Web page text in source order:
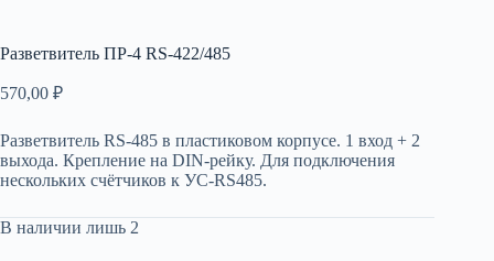
Разветвитель ПР-4 RS-422/485
570,00 ₽
Разветвитель RS-485 в пластиковом корпусе. 1 вход + 2
выхода. Крепление на DIN-рейку. Для подключения
нескольких счётчиков к УС-RS485.
В наличии лишь 2